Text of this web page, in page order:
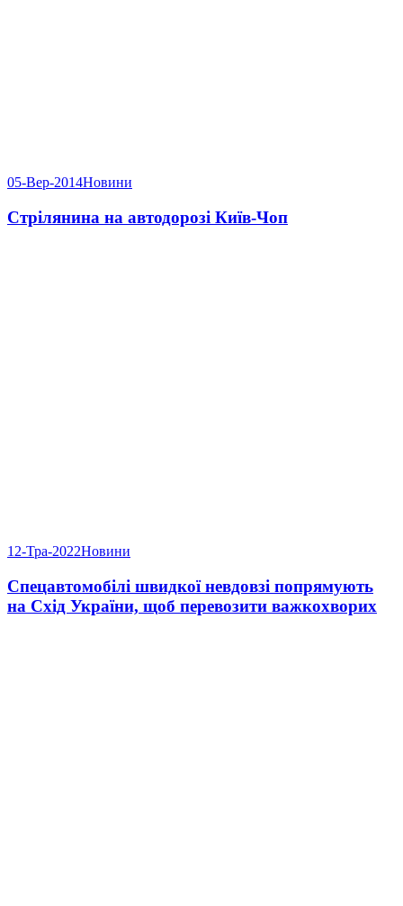
05-Вер-2014Новини
Cтрілянина на автодорозі Київ-Чоп
12-Тра-2022Новини
Спецавтомобілі швидкої невдовзі попрямують
на Схід України, щоб перевозити важкохворих